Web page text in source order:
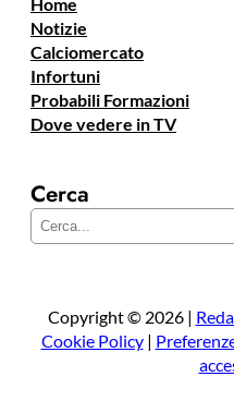
Notizie
Calciomercato
Infortuni
Probabili Formazioni
Dove vedere in TV
Cerca
Copyright © 2026 |
Cookie Policy|